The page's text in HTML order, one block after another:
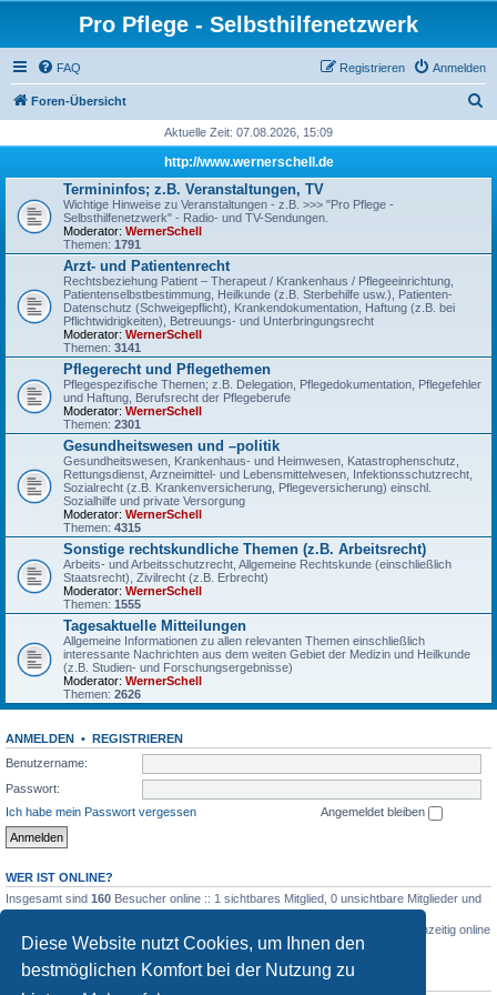
Diese Website nutzt Cookies, um Ihnen den
bestmöglichen Komfort bei der Nutzung zu
Pro Pflege - Selbsthilfenetzwerk
FAQ Anmelden
Registrieren
Foren-Übersicht
h
Aktuelle Zeit: 07.08.2026, 15:09
http://www.wernerschell.de
Termininfos; z.B. Veranstaltungen, TV
Wichtige Hinweise zu Veranstaltungen - z.B. >>> "Pro Pflege -
Selbsthilfenetzwerk" - Radio- und TV-Sendungen.
Moderator: WernerSchell
Themen: 1791
Arzt- und Patientenrecht
Rechtsbeziehung Patient – Therapeut / Krankenhaus / Pflegeeinrichtung,
Patientenselbstbestimmung, Heilkunde (z.B. Sterbehilfe usw.), Patienten-
Datenschutz (Schweigepflicht), Krankendokumentation, Haftung (z.B. bei
Pflichtwidrigkeiten), Betreuungs- und Unterbringungsrecht
Moderator: WernerSchell
Themen: 3141
Pflegerecht und Pflegethemen
Pflegespezifische Themen; z.B. Delegation, Pflegedokumentation, Pflegefehler
und Haftung, Berufsrecht der Pflegeberufe
Moderator: WernerSchell
Themen: 2301
Gesundheitswesen und –politik
Gesundheitswesen, Krankenhaus- und Heimwesen, Katastrophenschutz,
Rettungsdienst, Arzneimittel- und Lebensmittelwesen, Infektionsschutzrecht,
Sozialrecht (z.B. Krankenversicherung, Pflegeversicherung) einschl.
Sozialhilfe und private Versorgung
Moderator: WernerSchell
Themen: 4315
Sonstige rechtskundliche Themen (z.B. Arbeitsrecht)
Arbeits- und Arbeitsschutzrecht, Allgemeine Rechtskunde (einschließlich
Staatsrecht), Zivilrecht (z.B. Erbrecht)
Moderator: WernerSchell
Themen: 1555
Tagesaktuelle Mitteilungen
Allgemeine Informationen zu allen relevanten Themen einschließlich
interessante Nachrichten aus dem weiten Gebiet der Medizin und Heilkunde
(z.B. Studien- und Forschungsergebnisse)
Moderator: WernerSchell
Themen: 2626
ANMELDEN • REGISTRIEREN
Benutzername:
Passwort:
Ich habe mein Passwort vergessen
Angemeldet bleiben
WER IST ONLINE?
Insgesamt sind 160 Besucher online :: 1 sichtbares Mitglied, 0 unsichtbare Mitglieder und
159 Gäste (basierend auf den aktiven Besuchern der letzten 5 Minuten)
Besuchern, die am 03.03.2026, 04:26 gleichzeitig online
waren.